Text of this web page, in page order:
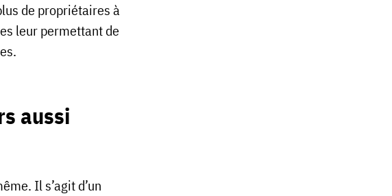
de propriétaires à
leur permettant de
aussi
Il s’agit d’un